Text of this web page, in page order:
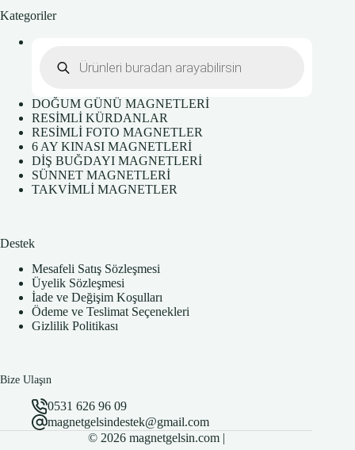
Kategoriler
search
DOĞUM GÜNÜ MAGNETLERİ
RESİMLİ KÜRDANLAR
RESİMLİ FOTO MAGNETLER
6 AY KINASI MAGNETLERİ
DİŞ BUĞDAYI MAGNETLERİ
SÜNNET MAGNETLERİ
TAKVİMLİ MAGNETLER
Destek
Mesafeli Satış Sözleşmesi
Üyelik Sözleşmesi
İade ve Değişim Koşulları
Ödeme ve Teslimat Seçenekleri
Gizlilik Politikası
Bize Ulaşın
0531 626 96 09
magnetgelsindestek@gmail.com
© 2026 magnetgelsin.com |